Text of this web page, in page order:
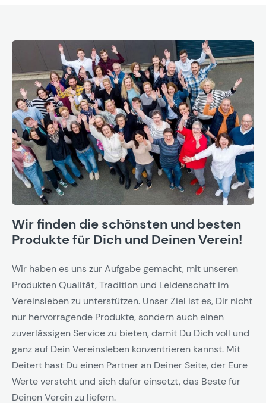
Wir finden die schönsten und besten
Produkte für Dich und Deinen Verein!
Wir haben es uns zur Aufgabe gemacht, mit unseren
Produkten Qualität, Tradition und Leidenschaft im
Vereinsleben zu unterstützen. Unser Ziel ist es, Dir nicht
nur hervorragende Produkte, sondern auch einen
zuverlässigen Service zu bieten, damit Du Dich voll und
ganz auf Dein Vereinsleben konzentrieren kannst. Mit
Deitert hast Du einen Partner an Deiner Seite, der Eure
Werte versteht und sich dafür einsetzt, das Beste für
Deinen Verein zu liefern.